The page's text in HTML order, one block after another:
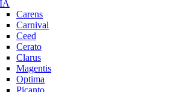
Carens
Carnival
Ceed
Cerato
Clarus
Magentis
Optima